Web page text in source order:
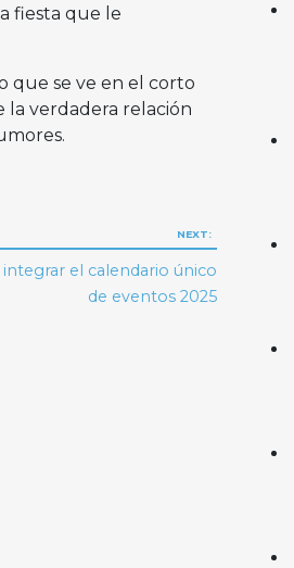
fiesta que le
que se ve en el corto
la verdadera relación
NEXT:
el calendario único
de eventos 2025